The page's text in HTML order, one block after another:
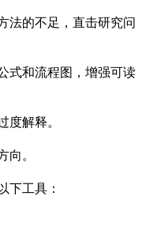
法的不足，直击研究问
式和流程图，增强可读
度解释。
向。
下工具：